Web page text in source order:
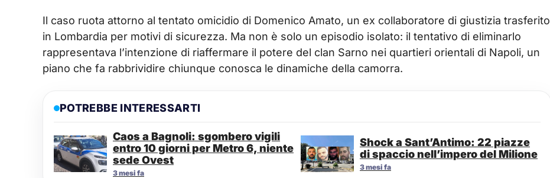
Il caso ruota attorno al tentato omicidio di Domenico Amato, un ex collaboratore di giustizia trasferito
in Lombardia per motivi di sicurezza. Ma non è solo un episodio isolato: il tentativo di eliminarlo
rappresentava l’intenzione di riaffermare il potere del clan Sarno nei quartieri orientali di Napoli, un
piano che fa rabbrividire chiunque conosca le dinamiche della camorra.
POTREBBE INTERESSARTI
Caos a Bagnoli: sgombero vigili
entro 10 giorni per Metro 6, niente
sede Ovest
3 mesi fa
Shock a Sant’Antimo: 22 piazze
di spaccio nell’impero del Milione
3 mesi fa